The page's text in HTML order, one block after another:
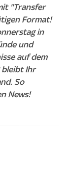
"Transfer
Format!
in
und
auf dem
bleibt Ihr
So
News!